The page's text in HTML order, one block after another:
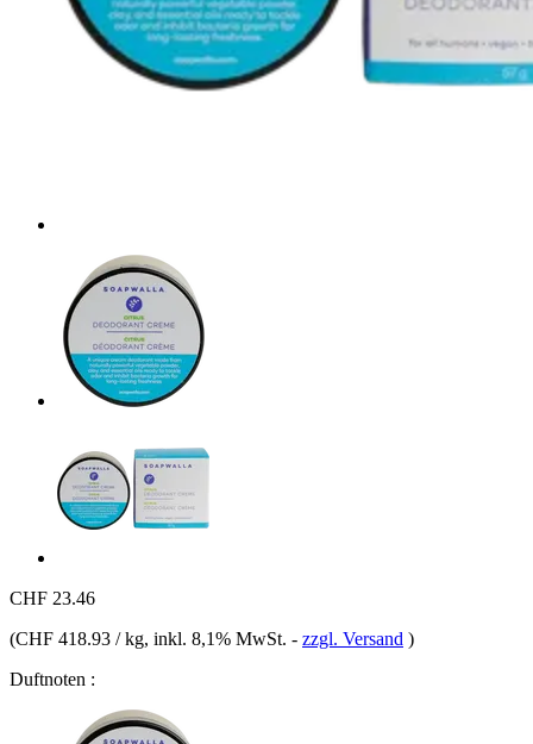
CHF 23.46
(CHF 418.93 / kg, inkl. 8,1% MwSt. - zzgl. Versand )
Duftnoten :